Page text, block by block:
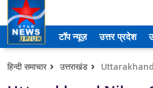
टॉप न्यूज़ उत्तर प्रदेश
हिन्दी समाचार उत्तराखंड
उत्तर प्रदेश